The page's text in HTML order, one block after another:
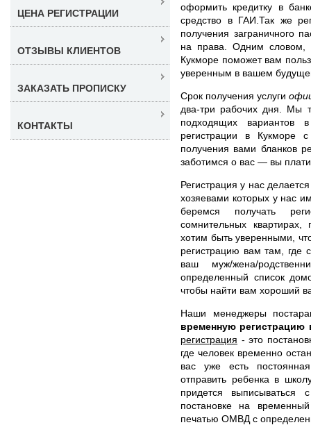
оформить кредитку в
средство в ГАИ.Так же
получения заграничного
на права. Одним словом,
Кукморе поможет вам
уверенным в вашем
Срок получения услуги
два-три рабочих дня. Мы
подходящих вариантов
регистрации в Кукморе
получения вами бланков
заботимся о вас — вы
Регистрация у нас
хозяевами которых у нас
беремся получать
сомнительных
хотим быть уверенными,
регистрацию вам там, где
ваш муж/жена/
определенный список
чтобы найти вам хороший
Наши менеджеры
временную регистрацию
регистрация - это
где человек временно
вас уже есть
отправить ребенка в
придется выписываться
постановке на
печатью ОМВД с
ЦЕНА РЕГИСТРАЦИИ
ОТЗЫВЫ КЛИЕНТОВ
ЗАКАЗАТЬ ПРОПИСКУ
КОНТАКТЫ